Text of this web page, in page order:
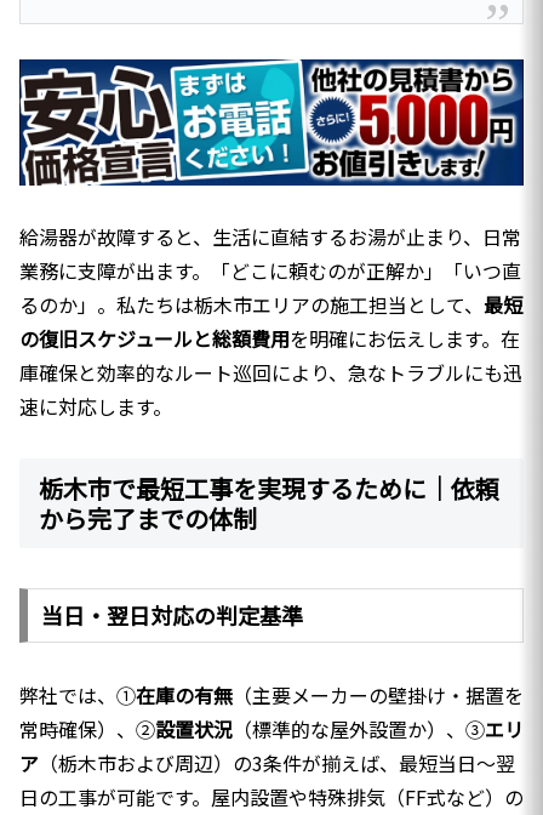
給湯器が故障すると、生活に直結するお湯が止まり、日常
業務に支障が出ます。「どこに頼むのが正解か」「いつ直
るのか」。私たちは栃木市エリアの施工担当として、 最短
の復旧スケジュールと総額費用を明確にお伝えします。在
庫確保と効率的なルート巡回により、急なトラブルにも迅
速に対応します。
栃木市で最短工事を実現するために｜依頼
から完了までの体制
当日・翌日対応の判定基準
弊社では、①在庫の有無 （主要メーカーの壁掛け・据置を
常時確保）、②設置状況 （標準的な屋外設置か）、③エリ
ア （栃木市および周辺）の3条件が揃えば、最短当日〜翌
日の工事が可能です。屋内設置や特殊排気（FF式など）の